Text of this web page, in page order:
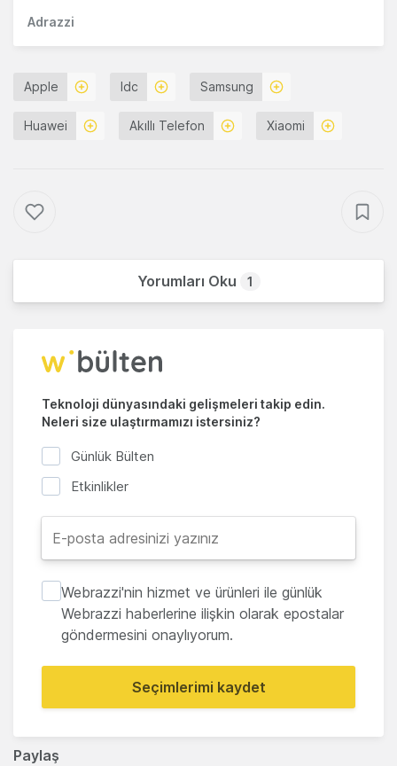
Paylaş
Adrazzi
Apple Idc Samsung
Huawei Akıllı Telefon Xiaomi
Yorumları Oku 1
Teknoloji dünyasındaki gelişmeleri takip edin.
Neleri size ulaştırmamızı istersiniz?
Günlük Bülten
Etkinlikler
Webrazzi'nin hizmet ve ürünleri ile günlük
Webrazzi haberlerine ilişkin olarak epostalar
göndermesini onaylıyorum.
Seçimlerimi kaydet